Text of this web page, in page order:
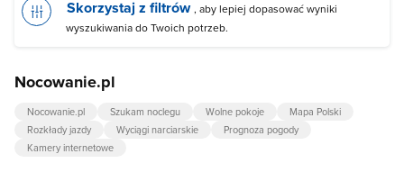
Skorzystaj z filtrów , aby lepiej dopasować wyniki
wyszukiwania do Twoich potrzeb.
Nocowanie.pl
Nocowanie.pl Szukam noclegu Wolne pokoje
Mapa Polski
Rozkłady jazdy
Wyciągi narciarskie
Prognoza pogody
Kamery internetowe